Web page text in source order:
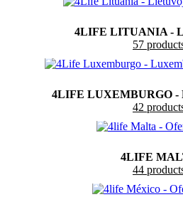
4LIFE LITUANIA -
57
4LIFE LUXEMBURGO -
42
4LIFE
44